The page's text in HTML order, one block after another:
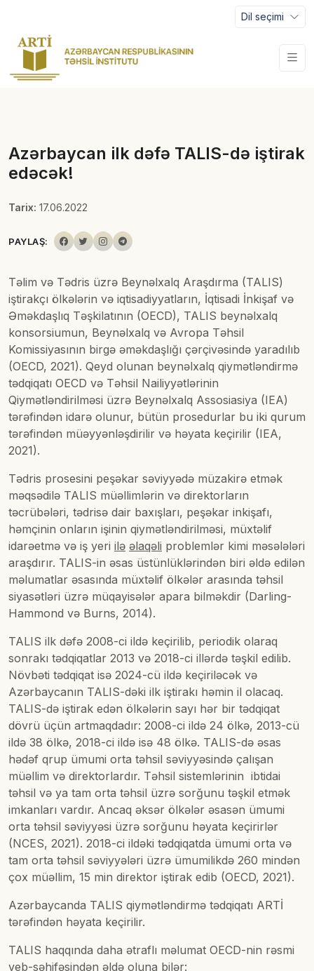
Dil seçimi
Azərbaycan ilk dəfə TALIS-də iştirak
edəcək!
Tarix: 17.06.2022
PAYLAŞ:
Təlim və Tədris üzrə Beynəlxalq Araşdırma (TALIS)
iştirakçı ölkələrin və iqtisadiyyatların, İqtisadi İnkişaf və
Əməkdaşlıq Təşkilatının (OECD), TALIS beynəlxalq
konsorsiumun, Beynəlxalq və Avropa Təhsil
Komissiyasının birgə əməkdaşlığı çərçivəsində yaradılıb
(OECD, 2021). Qeyd olunan beynəlxalq qiymətləndirmə
tədqiqatı OECD və Təhsil Nailiyyətlərinin
Qiymətləndirilməsi üzrə Beynəlxalq Assosiasiya (IEA)
tərəfindən idarə olunur, bütün prosedurlar bu iki qurum
tərəfindən müəyyənləşdirilir və həyata keçirilir (IEA,
2021).
Tədris prosesini peşəkar səviyyədə müzakirə etmək
məqsədilə TALIS müəllimlərin və direktorların
təcrübələri, tədrisə dair baxışları, peşəkar inkişafı,
həmçinin onların işinin qiymətləndirilməsi, müxtəlif
idarəetmə və iş yeri ilə əlaqəli problemlər kimi məsələləri
araşdırır. TALIS-in əsas üstünlüklərindən biri əldə edilən
məlumatlar əsasında müxtəlif ölkələr arasında təhsil
siyasətləri üzrə müqayisələr apara bilməkdir (Darling-
Hammond və Burns, 2014).
TALIS ilk dəfə 2008-ci ildə keçirilib, periodik olaraq
sonrakı tədqiqatlar 2013 və 2018-ci illərdə təşkil edilib.
Növbəti tədqiqat isə 2024-cü ildə keçiriləcək və
Azərbaycanın TALIS-dəki ilk iştirakı həmin il olacaq.
TALIS-də iştirak edən ölkələrin sayı hər bir tədqiqat
dövrü üçün artmaqdadır: 2008-ci ildə 24 ölkə, 2013-cü
ildə 38 ölkə, 2018-ci ildə isə 48 ölkə. TALIS-də əsas
hədəf qrup ümumi orta təhsil səviyyəsində çalışan
müəllim və direktorlardır. Təhsil sistemlərinin ibtidai
təhsil və ya tam orta təhsil üzrə sorğunu təşkil etmək
imkanları vardır. Ancaq əksər ölkələr əsasən ümumi
orta təhsil səviyyəsi üzrə sorğunu həyata keçirirlər
(NCES, 2021). 2018-ci ildəki tədqiqatda ümumi orta və
tam orta təhsil səviyyələri üzrə ümumilikdə 260 mindən
çox müəllim, 15 min direktor iştirak edib (OECD, 2021).
Azərbaycanda TALIS qiymətləndirmə tədqiqatı ARTİ
tərəfindən həyata keçirilir.
TALIS haqqında daha ətraflı məlumat OECD-nin rəsmi
veb-səhifəsindən əldə oluna bilər: